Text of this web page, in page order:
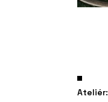
Ateliér: